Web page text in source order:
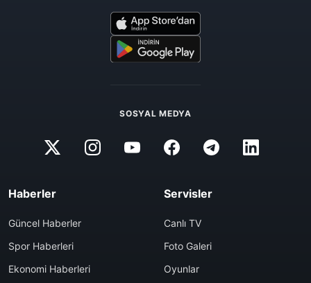
SOSYAL MEDYA
Haberler
Güncel Haberler
Spor Haberleri
Ekonomi Haberleri
Servisler
Canlı TV
Foto Galeri
Oyunlar